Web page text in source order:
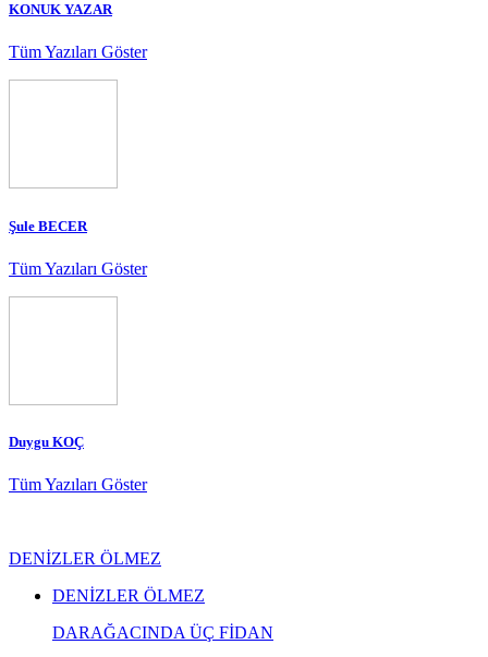
KONUK YAZAR
Tüm Yazıları Göster
Şule BECER
Tüm Yazıları Göster
Duygu KOÇ
Tüm Yazıları Göster
DENİZLER ÖLMEZ
DENİZLER ÖLMEZ
DARAĞACINDA ÜÇ FİDAN